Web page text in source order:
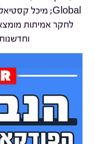
לחקר אמיתות